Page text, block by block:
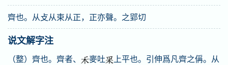
齊也。从攴从束从正，正亦聲。之郢切
说文解字注
（整）齊也。齊者、 麥吐
上平也。引伸爲凡齊之偁。从